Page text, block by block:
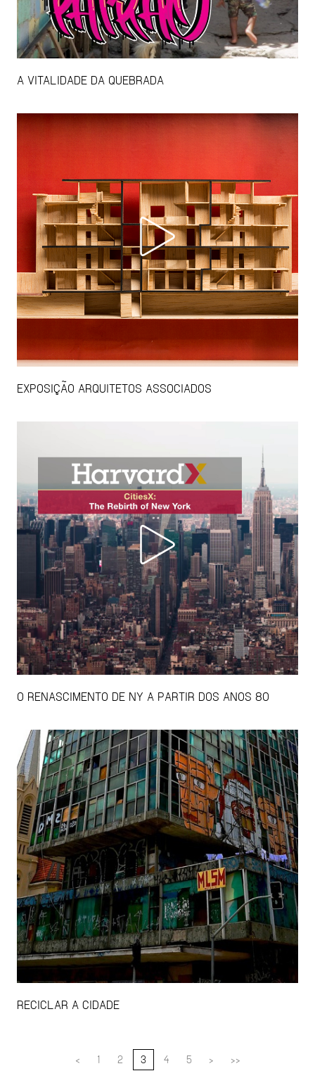
A VITALIDADE DA QUEBRADA
EXPOSIÇÃO ARQUITETOS ASSOCIADOS
O RENASCIMENTO DE NY A PARTIR DOS ANOS 80
RECICLAR A CIDADE
< 1 2 3 4 5 > >>